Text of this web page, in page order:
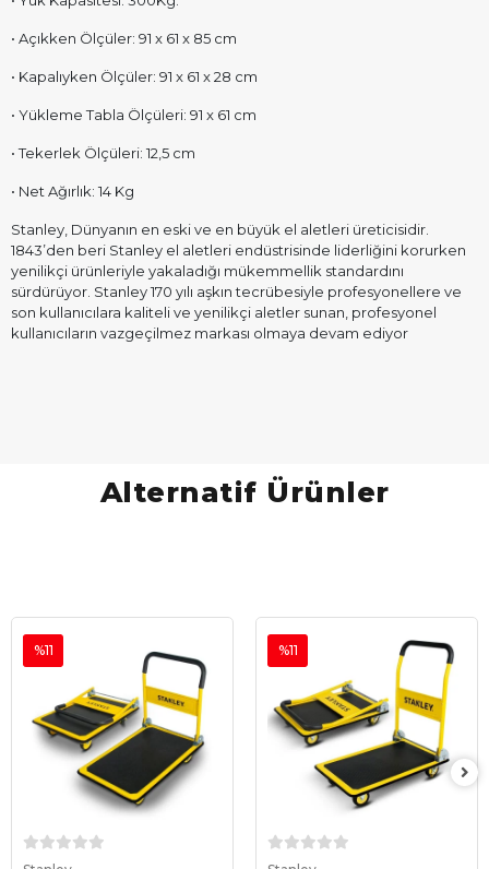
• Açıkken Ölçüler: 91 x 61 x 85 cm
• Kapalıyken Ölçüler: 91 x 61 x 28 cm
• Yükleme Tabla Ölçüleri: 91 x 61 cm
• Tekerlek Ölçüleri: 12,5 cm
• Net Ağırlık: 14 Kg
Stanley, Dünyanın en eski ve en büyük el aletleri üreticisidir.
1843’den beri Stanley el aletleri endüstrisinde liderliğini korurken
yenilikçi ürünleriyle yakaladığı mükemmellik standardını
sürdürüyor. Stanley 170 yılı aşkın tecrübesiyle profesyonellere ve
son kullanıcılara kaliteli ve yenilikçi aletler sunan, profesyonel
kullanıcıların vazgeçilmez markası olmaya devam ediyor
Alternatif Ürünler
%11 %11